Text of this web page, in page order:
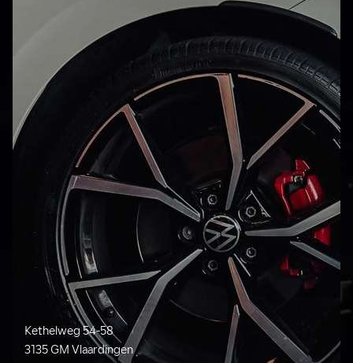
Kethelweg 54-58
3135 GM Vlaardingen